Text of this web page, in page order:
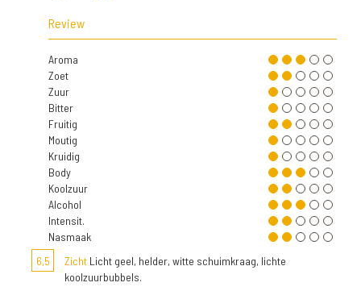
Review
Aroma
Zoet
Zuur
Bitter
Fruitig
Moutig
Kruidig
Body
Koolzuur
Alcohol
Intensit.
Nasmaak
6,5
Zicht Licht geel, helder, witte schuimkraag, lichte
koolzuurbubbels.